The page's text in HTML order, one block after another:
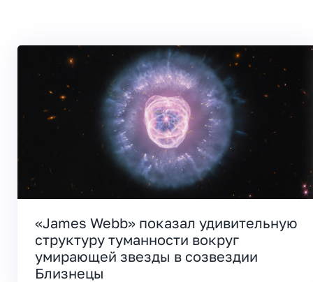
«James Webb» показал удивительную
структуру туманности вокруг
умирающей звезды в созвездии
Близнецы